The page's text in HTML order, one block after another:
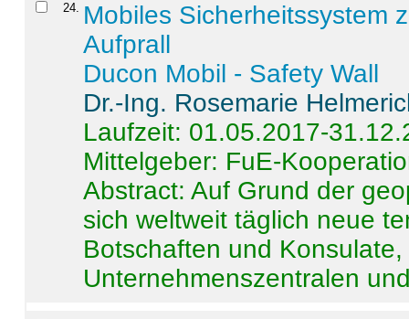
24. Mobiles Sicherheitssystem
Aufprall
Ducon Mobil - Safety Wall
Dr.-Ing. Rosemarie
Laufzeit: 01.05.2017-
Mittelgeber: FuE-
Abstract:Auf Grund der
sich weltweit täglich neue
Botschaften und
Unternehmenszentralen